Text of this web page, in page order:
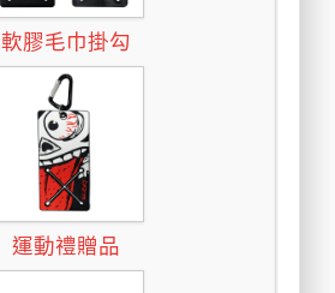
軟膠毛巾掛勾
運動禮贈品